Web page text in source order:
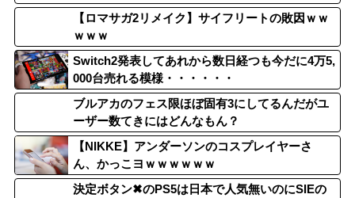
【ロマサガ2リメイク】サイフリートの敗因ｗｗ
ｗｗｗ
Switch2発表してあれから数日経つも今だに4万5,
000台売れる模様・・・・・・
ブルアカのフェス限ほぼ固有3にしてるんだがユ
ーザー数てきにはどんなもん？
【NIKKE】アンダーソンのコスプレイヤーさ
ん、かっこヨｗｗｗｗｗｗ
決定ボタン✖のPS5は日本で人気無いのにSIEの